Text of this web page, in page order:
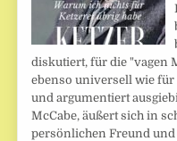
diskutiert, für die "vagen
ebenso universell wie
und argumentiert
McCabe, äußert sich in
persönlichen Freund